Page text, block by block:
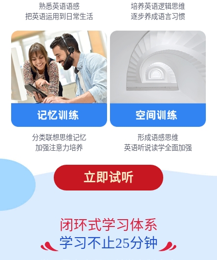
熟悉英语语感
把英语运用到日常生活
培养英语逻辑思维
逐步养成语言习惯
分类联想思维记忆
加强注意力培养
形成语感思维
英语听说读学全面加强
立即试听
闭环式学习体系
学习不止25分钟